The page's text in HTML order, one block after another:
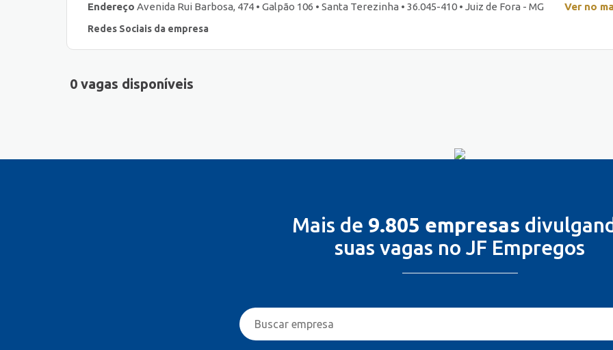
Endereço Avenida Rui Barbosa, 474 • Galpão 106 • Santa Terezinha • 36.045-410 • Juiz de Fora - MG Ver no
Redes Sociais da empresa
0 vagas disponíveis
Mais de 9.805 empresas
suas vagas no JF Empregos